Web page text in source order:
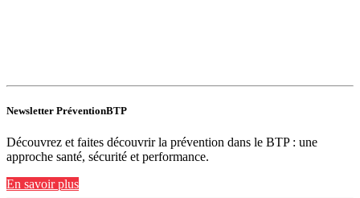
Newsletter PréventionBTP
Découvrez et faites découvrir la prévention dans le BTP : une
approche santé, sécurité et performance.
En savoir plus